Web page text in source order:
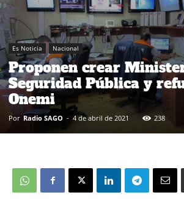
Es Noticia Nacional
Proponen crear
Seguridad Pública y
Onemi
Por Radio SAGO - 4 de abril de 2021 238